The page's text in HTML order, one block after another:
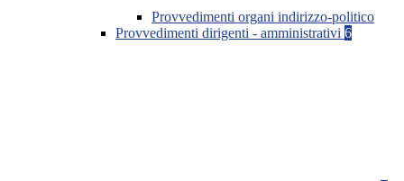
Provvedimenti organi indirizzo-politico
Provvedimenti dirigenti - amministrativi 6